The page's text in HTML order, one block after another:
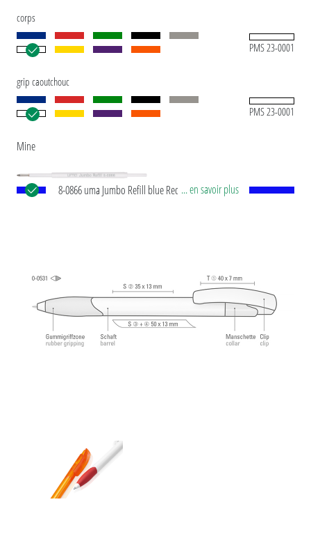
corps
PMS 23-0001
grip caoutchouc
PMS 23-0001
Mine
8-0866 uma Jumbo Refill blue Recharge
Dokumental
... en savoir plus